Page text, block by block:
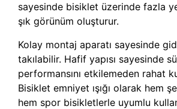
sayesinde bisiklet üzerinde fazla
şık görünüm oluşturur.
Kolay montaj aparatı sayesinde
takılabilir. Hafif yapısı sayesinde
performansını etkilemeden rahat
Bisiklet emniyet ışığı olarak hem
hem spor bisikletlerle uyumlu